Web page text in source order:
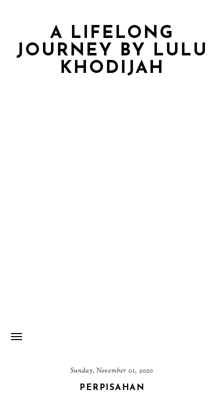
A LIFELONG
JOURNEY BY LULU
KHODIJAH
Sunday, November 01, 2020
PERPISAHAN